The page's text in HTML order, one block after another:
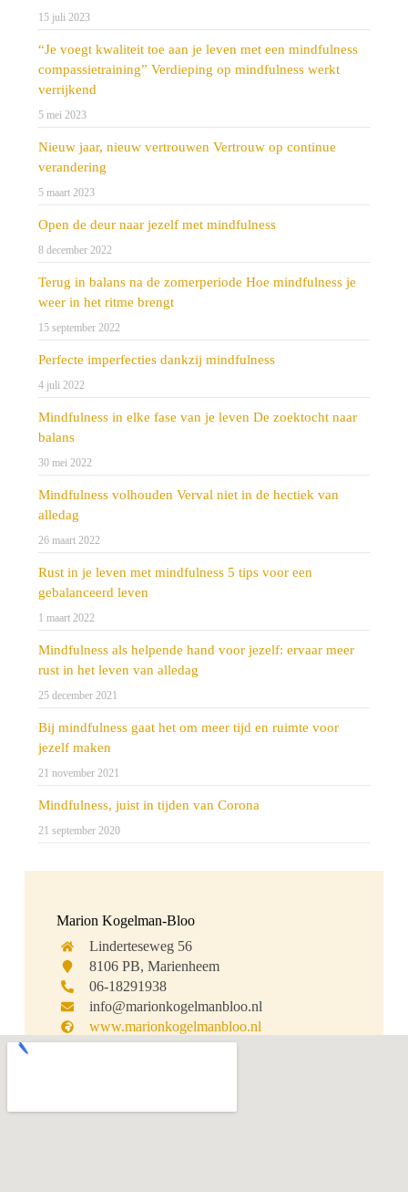
15 juli 2023
“Je voegt kwaliteit toe aan je leven met een mindfulness
compassietraining” Verdieping op mindfulness werkt
verrijkend
5 mei 2023
Nieuw jaar, nieuw vertrouwen Vertrouw op continue
verandering
5 maart 2023
Open de deur naar jezelf met mindfulness
8 december 2022
Terug in balans na de zomerperiode Hoe mindfulness je
weer in het ritme brengt
15 september 2022
Perfecte imperfecties dankzij mindfulness
4 juli 2022
Mindfulness in elke fase van je leven De zoektocht naar
balans
30 mei 2022
Mindfulness volhouden Verval niet in de hectiek van
alledag
26 maart 2022
Rust in je leven met mindfulness 5 tips voor een
gebalanceerd leven
1 maart 2022
Mindfulness als helpende hand voor jezelf: ervaar meer
rust in het leven van alledag
25 december 2021
Bij mindfulness gaat het om meer tijd en ruimte voor
jezelf maken
21 november 2021
Mindfulness, juist in tijden van Corona
21 september 2020
Marion Kogelman-Bloo
Linderteseweg 56
8106 PB, Marienheem
06-18291938
info@marionkogelmanbloo.nl
www.marionkogelmanbloo.nl